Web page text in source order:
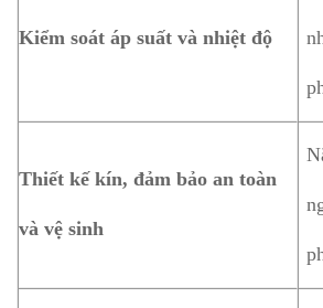
Kiểm soát áp suất và nhiệt độ
Thiết kế kín, đảm bảo an toàn
và vệ sinh